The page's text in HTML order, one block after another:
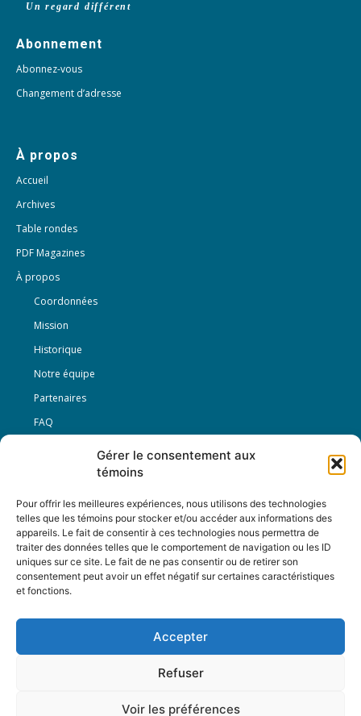
Gérer le consentement aux
témoins
Pour offrir les meilleures expériences, nous utilisons des technologies
telles que les témoins pour stocker et/ou accéder aux informations des
appareils. Le fait de consentir à ces technologies nous permettra de
traiter des données telles que le comportement de navigation ou les ID
uniques sur ce site. Le fait de ne pas consentir ou de retirer son
consentement peut avoir un effet négatif sur certaines caractéristiques
et fonctions.
Accepter
Refuser
Voir les préférences
Un regard différent
Abonnement
Abonnez-vous
Changement d’adresse
À propos
Accueil
Archives
Table rondes
PDF Magazines
À propos
Coordonnées
Mission
Historique
Notre équipe
Partenaires
FAQ
Conditions générales
Nous Suivre
Contactez-nous :
12-3894 rue Sainte-Catherine Est,